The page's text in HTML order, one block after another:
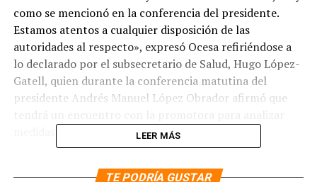
como se mencionó en la conferencia del presidente.
Estamos atentos a cualquier disposición de las
autoridades al respecto», expresó Ocesa refiriéndose a
lo declarado por el subsecretario de Salud, Hugo López-
Gatell, quien durante la conferencia matutina del
presidente Andrés Manuel López Obrador afirmó que
medidas de prevención por el Covid-19.
LEER MÁS
TE PODRÍA GUSTAR